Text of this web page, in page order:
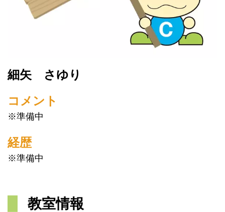
細矢 さゆり
コメント
※準備中
経歴
※準備中
教室情報